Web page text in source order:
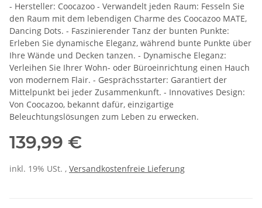
- Hersteller: Coocazoo - Verwandelt jeden Raum: Fesseln Sie
den Raum mit dem lebendigen Charme des Coocazoo MATE,
Dancing Dots. - Faszinierender Tanz der bunten Punkte:
Erleben Sie dynamische Eleganz, während bunte Punkte über
Ihre Wände und Decken tanzen. - Dynamische Eleganz:
Verleihen Sie Ihrer Wohn- oder Büroeinrichtung einen Hauch
von modernem Flair. - Gesprächsstarter: Garantiert der
Mittelpunkt bei jeder Zusammenkunft. - Innovatives Design:
Von Coocazoo, bekannt dafür, einzigartige
Beleuchtungslösungen zum Leben zu erwecken.
139,99 €
inkl. 19% USt. , Versandkostenfreie Lieferung